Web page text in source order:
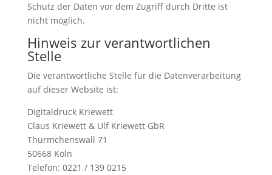
Schutz der Daten vor dem Zugriff durch Dritte ist
nicht möglich.
Hinweis zur verantwortlichen
Stelle
Die verantwortliche Stelle für die Datenverarbeitung
auf dieser Website ist:
Digitaldruck Kriewett
Claus Kriewett & Ulf Kriewett GbR
Thürmchenswall 71
50668 Köln
Telefon: 0221 / 139 0215